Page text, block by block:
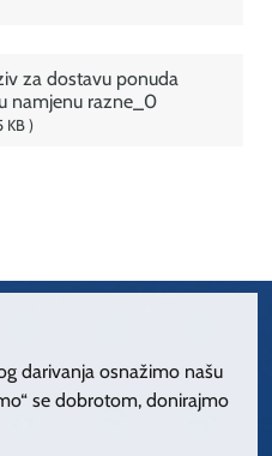
za dostavu ponuda
namjenu razne_0
KB
darivanja osnažimo našu
se dobrotom, donirajmo